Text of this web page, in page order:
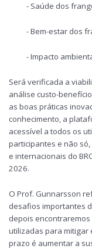
- Saúde dos
- Bem-estar dos
- Impacto
Será verificada a
análise custo-
as boas práticas
conhecimento, a
acessível a todos os
participantes e não
e internacionais do
2026.
O Prof. Gunnarsson
desafios importantes
depois
utilizadas para mitigar
prazo é aumentar a